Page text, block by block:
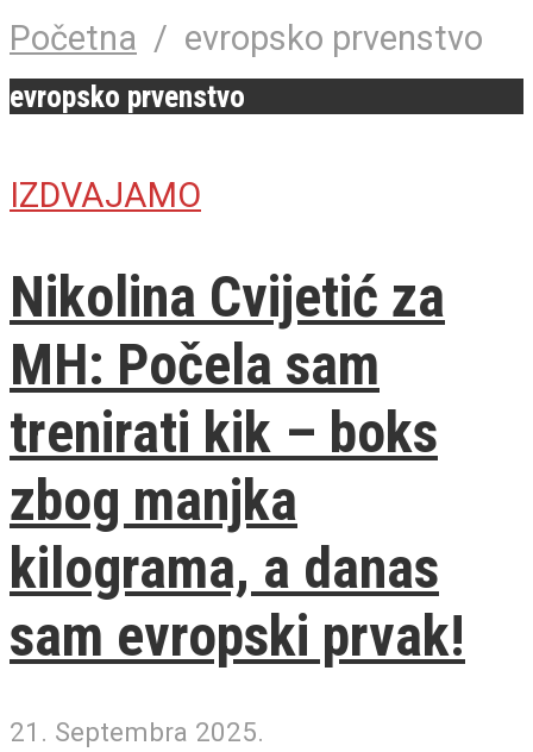
Početna / evropsko prvenstvo
evropsko prvenstvo
IZDVAJAMO
Nikolina Cvijetić za
MH: Počela sam
trenirati kik – boks
zbog manjka
kilograma, a danas
sam evropski prvak!
21. Septembra 2025.